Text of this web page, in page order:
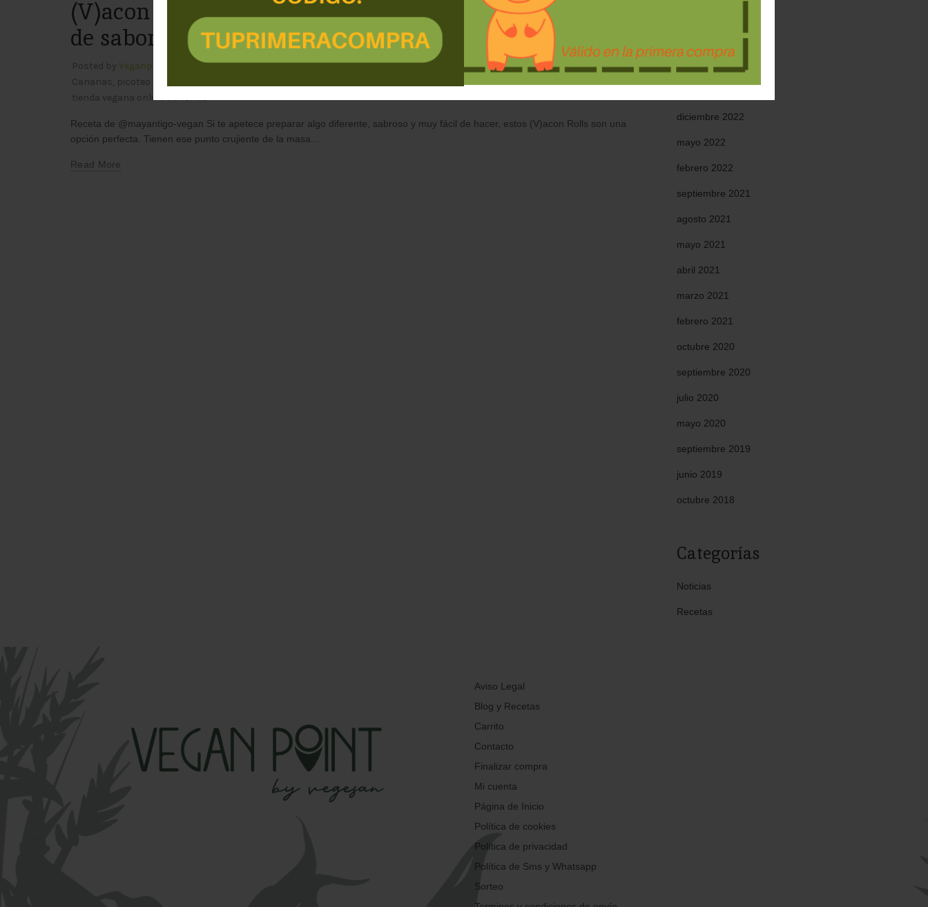
(V)acon Rolls: una receta vegana fácil, crujiente y llena
de sabor
Posted by Veganpoint alimentación vegana,aperitivos veganos,bacon vegano comida vegana en Tenerife. envíos veganos a
Canarias
picoteo vegano
tienda vegana online Canarias
Receta de @mayantigo-vegan Si te apetece preparar algo diferente, sabroso y muy fácil de hacer, estos (V)acon Rolls son una
opción perfecta. Tienen ese punto crujiente de la masa...
Read More
julio 2023
diciembre 2022
mayo 2022
febrero 2022
septiembre 2021
agosto 2021
mayo 2021
abril 2021
marzo 2021
febrero 2021
octubre 2020
septiembre 2020
julio 2020
mayo 2020
septiembre 2019
junio 2019
octubre 2018
Categorías
Noticias
Recetas
Aviso Legal
Blog y Recetas
Carrito
Contacto
Finalizar compra
Mi cuenta
Página de Inicio
Política de cookies
Política de privacidad
Política de Sms y Whatsapp
Sorteo